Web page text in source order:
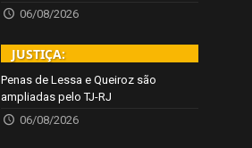
06/08/2026
JUSTIÇA:
Penas de Lessa e Queiroz são
ampliadas pelo TJ-RJ
06/08/2026